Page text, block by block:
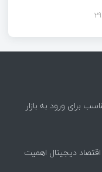
29
برای ورود به بازار
دیجیتال اهمیت